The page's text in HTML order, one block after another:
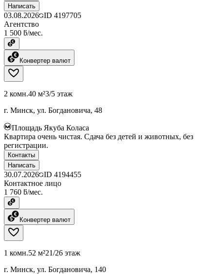
Написать
03.08.2026 ID 4197705
Агентство
1 500 ƃ/мес.
Конвертер валют
2 комн.40 м²3/5 этаж
г. Минск, ул. Богдановича, 48
Площадь Якуба Коласа
Квартира очень чистая. Сдача без детей и животных, без
регистрации.
Контакты
Написать
30.07.2026 ID 4194455
Контактное лицо
1 760 ƃ/мес.
Конвертер валют
1 комн.52 м²21/26 этаж
г. Минск, ул. Богдановича, 140